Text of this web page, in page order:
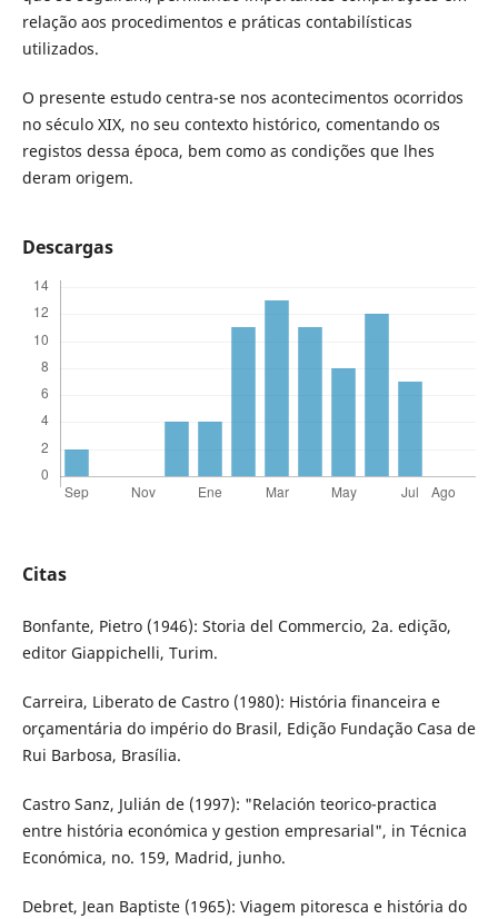
relação aos procedimentos e práticas contabilísticas
utilizados.
O presente estudo centra-se nos acontecimentos ocorridos
no século XIX, no seu contexto histórico, comentando os
registos dessa época, bem como as condições que lhes
deram origem.
Descargas
Citas
Bonfante, Pietro (1946): Storia del Commercio, 2a. edição,
editor Giappichelli, Turim.
Carreira, Liberato de Castro (1980): História financeira e
orçamentária do império do Brasil, Edição Fundação Casa de
Rui Barbosa, Brasília.
Castro Sanz, Julián de (1997): "Relación teorico-practica
entre história económica y gestion empresarial", in Técnica
Económica, no. 159, Madrid, junho.
Debret, Jean Baptiste (1965): Viagem pitoresca e história do